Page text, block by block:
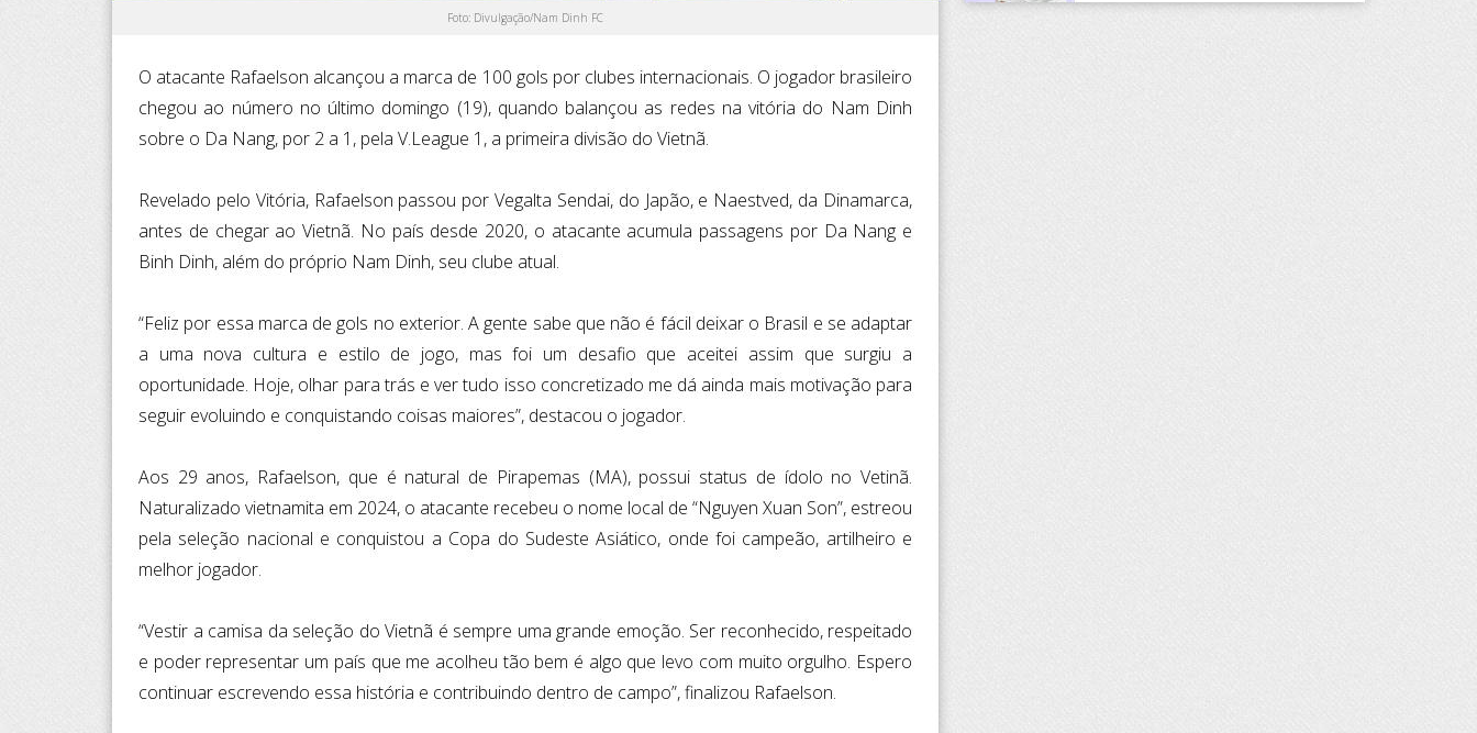
Foto: Divulgação/Nam Dinh FC
O atacante Rafaelson alcançou a marca de 100 gols por clubes internacionais. O jogador brasileiro
chegou ao número no último domingo (19), quando balançou as redes na vitória do Nam Dinh
sobre o Da Nang, por 2 a 1, pela V.League 1, a primeira divisão do Vietnã.
Revelado pelo Vitória, Rafaelson passou por Vegalta Sendai, do Japão, e Naestved, da Dinamarca,
antes de chegar ao Vietnã. No país desde 2020, o atacante acumula passagens por Da Nang e
Binh Dinh, além do próprio Nam Dinh, seu clube atual.
“Feliz por essa marca de gols no exterior. A gente sabe que não é fácil deixar o Brasil e se adaptar
a uma nova cultura e estilo de jogo, mas foi um desafio que aceitei assim que surgiu a
oportunidade. Hoje, olhar para trás e ver tudo isso concretizado me dá ainda mais motivação para
seguir evoluindo e conquistando coisas maiores”, destacou o jogador.
Aos 29 anos, Rafaelson, que é natural de Pirapemas (MA), possui status de ídolo no Vetinã.
Naturalizado vietnamita em 2024, o atacante recebeu o nome local de “Nguyen Xuan Son”, estreou
pela seleção nacional e conquistou a Copa do Sudeste Asiático, onde foi campeão, artilheiro e
melhor jogador.
“Vestir a camisa da seleção do Vietnã é sempre uma grande emoção. Ser reconhecido, respeitado
e poder representar um país que me acolheu tão bem é algo que levo com muito orgulho. Espero
continuar escrevendo essa história e contribuindo dentro de campo”, finalizou Rafaelson.